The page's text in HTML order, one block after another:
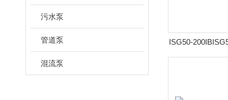
污水泵
管道泵
混流泵
ISG50-
速立式管道